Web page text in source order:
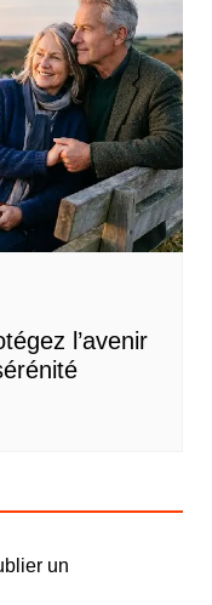
l’avenir
un